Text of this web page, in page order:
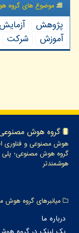
موضوع های گروه
پژوهش آزمایش
آموزش
شركت
گروه هوش
هوش مصنوعی و فناوری
گروه هوش مصنوعی؛ پلی
هوشمندتر
میانبرهای گروه هوش
درباره ما